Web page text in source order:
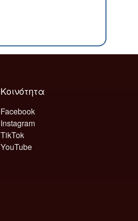
Κοινότητα
Facebook
Instagram
TikTok
YouTube